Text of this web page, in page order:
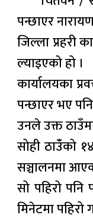
पन्छाएर
जिल्ला प्रहरी
ल्याइएको हो ।
कार्यालयका
पन्छाएर भए
उनले उक्त
सोही ठाउंँको
सञ्चालनमा
सो पहिरो
मिनेटमा पहिरो